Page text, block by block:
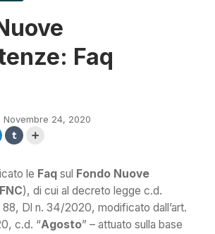
Faq
Novembre 24, 2020
le Faq sul Fondo Nuove
FNC), di cui al decreto legge c.d.
88, Dl n. 34/2020, modificato dall’art.
c.d. “Agosto” – attuato sulla base